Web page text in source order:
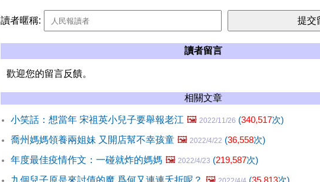
讀者暱稱:
讀者留言
歡迎您的留言反饋。
相關文章
小笑話：想當年 宋祖英小兒子要舉報老江 🖼️ 2022/11/26 (340,517次)
喬州媽媽領養兩姐妹 又開店幫不幸孩童 🖼️ 2022/4/22 (36,558次)
年度最佳疫情作文：一碰就炸的媽媽 🖼️ 2022/4/23 (219,587次)
九個兒子原是來討債的魔 爲何又連連夭折呢？ 🖼️ (35,813次)